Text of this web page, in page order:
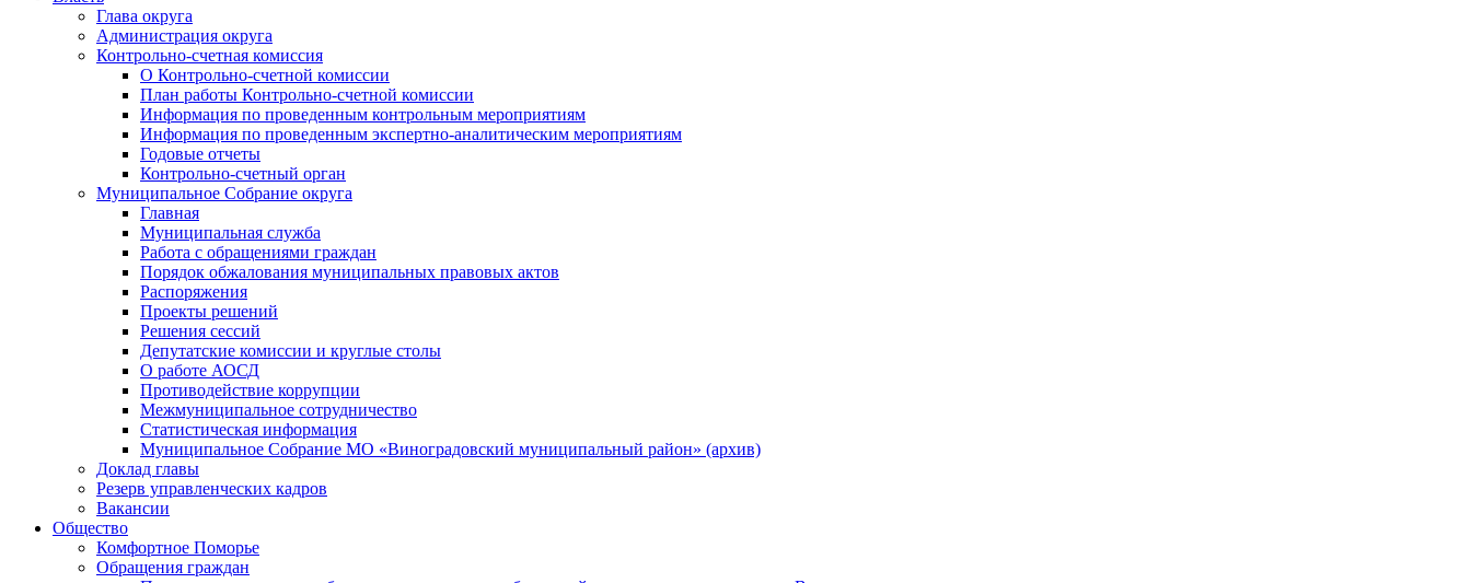
Глава округа
Администрация округа
Контрольно-счетная комиссия
О Контрольно-счетной комиссии
План работы Контрольно-счетной комиссии
Информация по проведенным контрольным мероприятиям
Информация по проведенным экспертно-аналитическим мероприятиям
Годовые отчеты
Контрольно-счетный орган
Муниципальное Собрание округа
Главная
Муниципальная служба
Работа с обращениями граждан
Порядок обжалования муниципальных правовых актов
Распоряжения
Проекты решений
Решения сессий
Депутатские комиссии и круглые столы
О работе АОСД
Противодействие коррупции
Межмуниципальное сотрудничество
Статистическая информация
Муниципальное Собрание МО «Виноградовский муниципальный район» (архив)
Доклад главы
Резерв управленческих кадров
Вакансии
Общество
Комфортное Поморье
Обращения граждан